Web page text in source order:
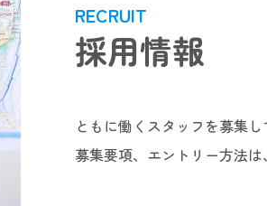
RECRUIT
採用情報
ともに働くスタッフを募集し
募集要項、エントリー方法